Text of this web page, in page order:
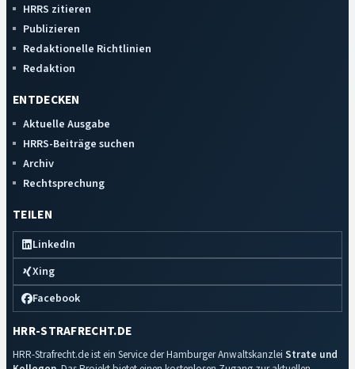
HRRS zitieren
Publizieren
Redaktionelle Richtlinien
Redaktion
ENTDECKEN
Aktuelle Ausgabe
HRRS-Beiträge suchen
Archiv
Rechtsprechung
TEILEN
LinkedIn
Xing
Facebook
HRR-STRAFRECHT.DE
HRR-Strafrecht.de ist ein Service der Hamburger Anwaltskanzlei Strate und